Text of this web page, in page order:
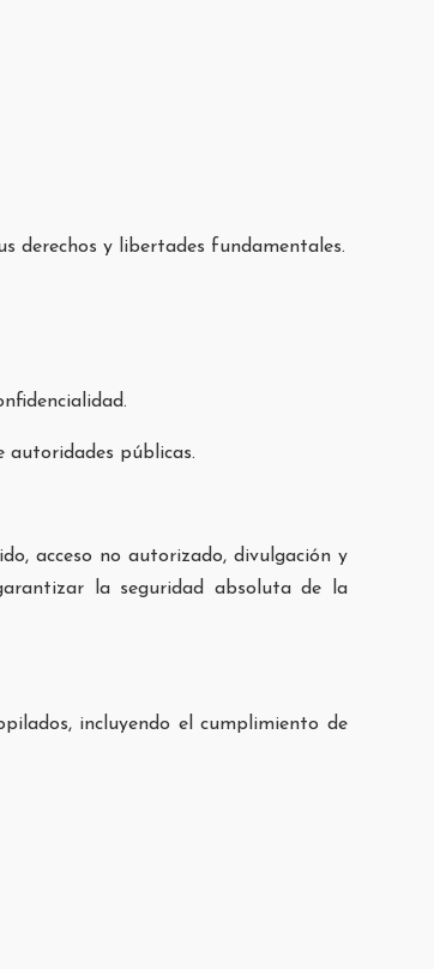
derechos y libertades fundamentales.
autoridades públicas.
acceso no autorizado, divulgación y
la seguridad absoluta de la
incluyendo el cumplimiento de